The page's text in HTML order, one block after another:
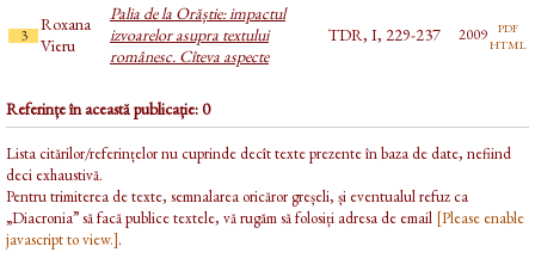
3
Roxana
Vieru
Palia de la Orăștie: impactul
izvoarelor asupra textului
românesc. Cîteva aspecte
TDR, I, 229-237 2009 pdf
html
Referințe în această publicație: 0
Lista citărilor/referințelor nu cuprinde decît texte prezente în baza de date, nefiind
deci exhaustivă.
Pentru trimiterea de texte, semnalarea oricăror greșeli, și eventualul refuz ca
„Diacronia” să facă publice textele, vă rugăm să folosiți adresa de email [Please enable
javascript to view.].